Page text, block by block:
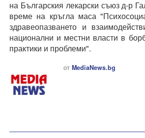
на Българския лекарски съюз д-р
време на кръгла маса
здравеопазването и
национални и местни власти в
практики и проблеми".
от MediaNews.bg